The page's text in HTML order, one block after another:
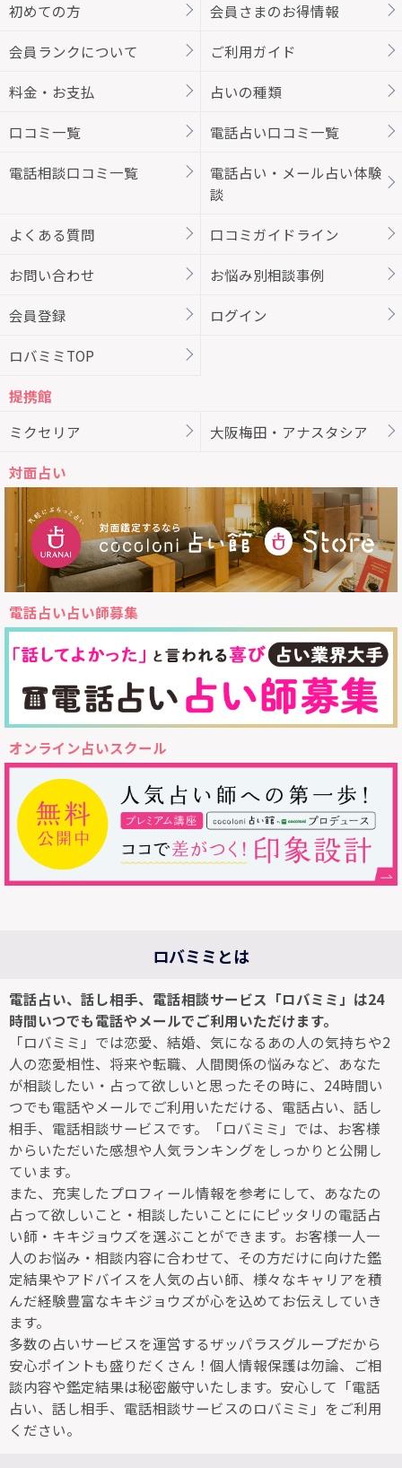
初めての方
会員さまのお得情報
会員ランクについて ご利用ガイド
料金・お支払 占いの種類
口コミ一覧 電話占い口コミ一覧
電話相談口コミ一覧
電話占い・メール占い体験
談
よくある質問 口コミガイドライン
お問い合わせ お悩み別相談事例
会員登録 ログイン
ロバミミTOP
提携館
ミクセリア
大阪梅田・アナスタシア
対面占い
電話占い占い師募集
オンライン占いスクール
ロバミミとは
電話占い、話し相手、電話相談サービス「ロバミミ」は24
時間いつでも電話やメールでご利用いただけます。
「ロバミミ」では恋愛、結婚、気になるあの人の気持ちや2
人の恋愛相性、将来や転職、人間関係の悩みなど、あなた
が相談したい・占って欲しいと思ったその時に、24時間い
つでも電話やメールでご利用いただける、電話占い、話し
相手、電話相談サービスです。「ロバミミ」では、お客様
からいただいた感想や人気ランキングをしっかりと公開し
ています。
また、充実したプロフィール情報を参考にして、あなたの
占って欲しいこと・相談したいことににピッタリの電話占
い師・キキジョウズを選ぶことができます。お客様一人一
人のお悩み・相談内容に合わせて、その方だけに向けた鑑
定結果やアドバイスを人気の占い師、様々なキャリアを積
んだ経験豊富なキキジョウズが心を込めてお伝えしていき
ます。
多数の占いサービスを運営するザッパラスグループだから
安心ポイントも盛りだくさん！個人情報保護は勿論、ご相
談内容や鑑定結果は秘密厳守いたします。安心して「電話
占い、話し相手、電話相談サービスのロバミミ」をご利用
ください。